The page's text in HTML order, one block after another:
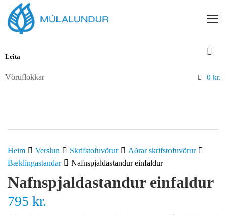
Vöruflokkar 0 kr.
Heim Verslun Skrifstofuvörur
Aðrar skrifstofuvörur
Bæklingastandar
Nafnspjaldastandur einfaldur
Nafnspjaldastandur einfaldur
795 kr.